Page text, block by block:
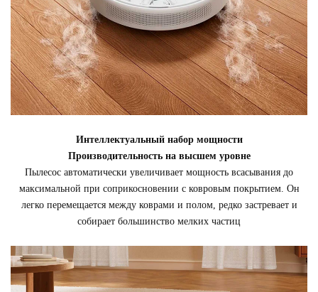
Интеллектуальный набор мощности
Производительность на высшем уровне
Пылесос автоматически увеличивает мощность всасывания до
максимальной при соприкосновении с ковровым покрытием. Он
легко перемещается между коврами и полом, редко застревает и
собирает большинство мелких частиц